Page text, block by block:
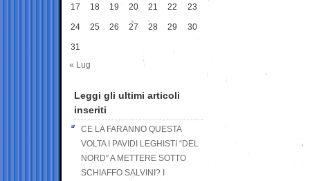
17 18 19 20 21 22 23
24 25 26 27 28 29 30
31
« Lug
Leggi gli ultimi articoli
inseriti
CE LA FARANNO QUESTA
VOLTA I PAVIDI LEGHISTI “DEL
NORD” A METTERE SOTTO
SCHIAFFO SALVINI? I